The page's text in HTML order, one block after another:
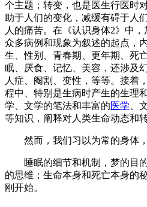
个主题；转变，也是医生行医时
助于人们的变化，减缓有碍于人
人的痛苦。在《认识身体2》中
众多病例和现象为叙述的起点，
生、性别、青春期、更年期、死
眠、厌食、记忆、美容，还涉及
人症、阉割、变性，等等。接着
程中、特别是生病时产生的生理
学、文学的笔法和丰富的医学 、
等知识，阐释对人类生命动态和
然而，我们习以为常的身
睡眠的细节和机制，梦的目
的思维；生命本身和死亡本身
刚开始。